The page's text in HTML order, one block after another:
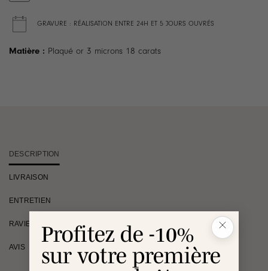
Profitez de -10%
sur votre première
GRAVURE : RÉALISATION ENTRE 24H ET 5 JOURS OUVRÉS
Matière : Plaqué or 3 microns 18 carats
DESCRIPTION
LIVRAISON
ENTRETIEN
RAVIE OU REMBOURSÉE
AVIS